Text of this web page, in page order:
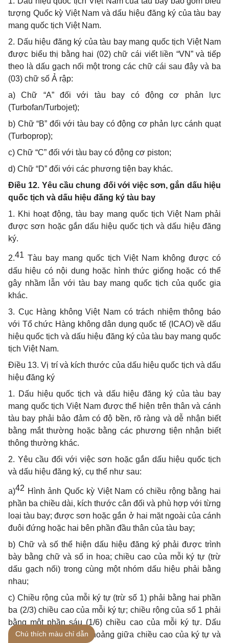
tượng Quốc kỳ Việt Nam và dấu hiệu đăng ký của tàu bay
mang quốc tịch Việt Nam.
2. Dấu hiệu đăng ký của tàu bay mang quốc tịch Việt Nam
được biểu thị bằng hai (02) chữ cái viết liền “VN” và tiếp
theo là dấu gạch nối một trong các chữ cái sau đây và ba
(03) chữ số Ả rập:
a) Chữ “A” đối với tàu bay có động cơ phản lực
(Turbofan/Turbojet);
b) Chữ “B” đối với tàu bay có động cơ phản lực cánh quạt
(Turboprop);
c) Chữ “C” đối với tàu bay có động cơ piston;
d) Chữ “D” đối với các phương tiện bay khác.
Điều 12. Yêu cầu chung đối với việc sơn, gắn dấu hiệu
quốc tịch và dấu hiệu đăng ký tàu bay
1. Khi hoạt động, tàu bay mang quốc tịch Việt Nam phải
được sơn hoặc gắn dấu hiệu quốc tịch và dấu hiệu đăng
ký.
2.41 Tàu bay mang quốc tịch Việt Nam không được có
dấu hiệu có nội dung hoặc hình thức giống hoặc có thể
gây nhầm lẫn với tàu bay mang quốc tịch của quốc gia
khác.
3. Cục Hàng không Việt Nam có trách nhiệm thông báo
với Tổ chức Hàng không dân dụng quốc tế (ICAO) về dấu
hiệu quốc tịch và dấu hiệu đăng ký của tàu bay mang quốc
tịch Việt Nam.
Điều 13. Vị trí và kích thước của dấu hiệu quốc tịch và dấu
hiệu đăng ký
1. Dấu hiệu quốc tịch và dấu hiệu đăng ký của tàu bay
mang quốc tịch Việt Nam được thể hiện trên thân và cánh
tàu bay phải bảo đảm có độ bền, rõ ràng và dễ nhận biết
bằng mắt thường hoặc bằng các phương tiện nhận biết
thông thường khác.
2. Yêu cầu đối với việc sơn hoặc gắn dấu hiệu quốc tịch
và dấu hiệu đăng ký, cụ thể như sau:
a)42 Hình ảnh Quốc kỳ Việt Nam có chiều rộng bằng hai
phần ba chiều dài, kích thước cân đối và phù hợp với từng
loại tàu bay; được sơn hoặc gắn ở hai mặt ngoài của cánh
đuôi đứng hoặc hai bên phần đầu thân của tàu bay;
b) Chữ và số thể hiện dấu hiệu đăng ký phải được trình
bày bằng chữ và số in hoa; chiều cao của mỗi ký tự (trừ
dấu gạch nối) trong cùng một nhóm dấu hiệu phải bằng
nhau;
c) Chiều rộng của mỗi ký tự (trừ số 1) phải bằng hai phần
ba (2/3) chiều cao của mỗi ký tự; chiều rộng của số 1 phải
bằng một phần sáu (1/6) chiều cao của mỗi ký tự. Dấu
gạch nối phải nằm ở khoảng giữa chiều cao của ký tự và
Chú thích màu chỉ dẫn